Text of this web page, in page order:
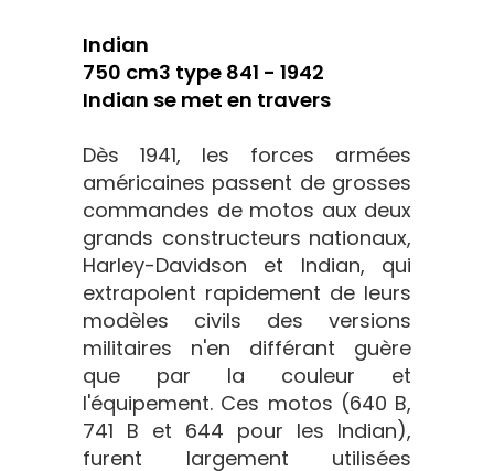
Indian
750 cm3 type 841 - 1942
Indian se met en travers
Dès 1941, les forces armées
américaines passent de grosses
commandes de motos aux deux
grands constructeurs nationaux,
Harley-Davidson et Indian, qui
extrapolent rapidement de leurs
modèles civils des versions
militaires n'en différant guère
que par la couleur et
l'équipement. Ces motos (640 B,
741 B et 644 pour les Indian),
furent largement utilisées